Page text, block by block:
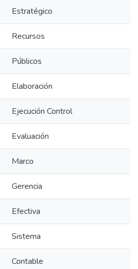
Estratégico
Recursos
Públicos
Elaboración
Ejecución Control
Evaluación
Marco
Gerencia
Efectiva
Sistema
Contable